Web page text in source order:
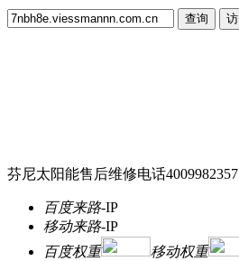
芬尼太阳能售后维修电话4009982357
百度来路-IP
移动来路-IP
百度权重
移动权重